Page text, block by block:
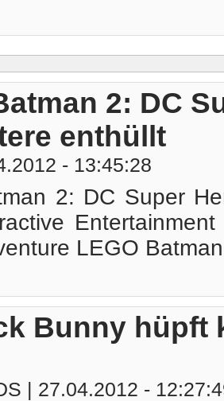
2: DC
enthüllt
- 13:45:28
2: DC Super
LEGO
Bunny hüpft
| 27.04.2012 -